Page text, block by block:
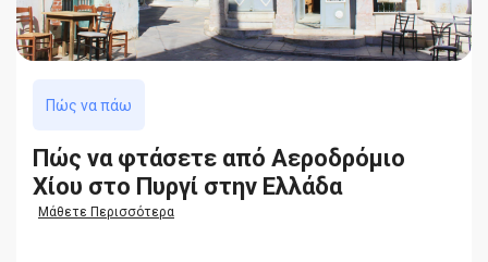
Πώς να πάω
Πώς να φτάσετε από Αεροδρόμιο
Χίου στο Πυργί στην Ελλάδα
Μάθετε Περισσότερα